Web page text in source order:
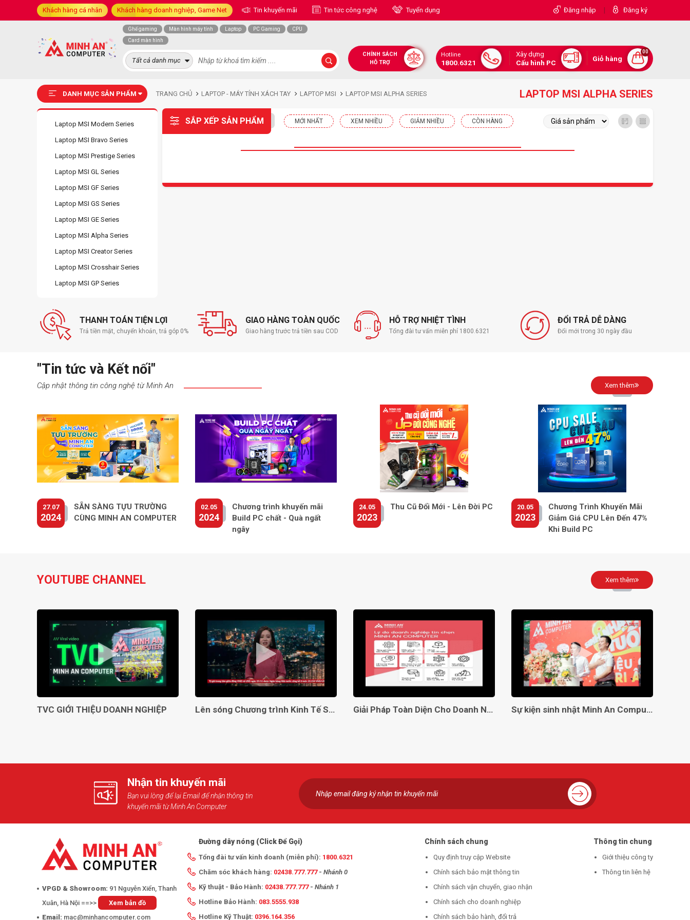
Khách hàng cá nhân Khách hàng doanh nghiệp, Game Net Tin khuyến mãi Tin tức công nghệ Tuyển dụng Đăng nhập | Đăng ký
Ghế gaming Màn hình máy tính Laptop PC Gaming
CPU
Card màn hình
Tất cả danh mục
CHÍNH SÁCH
HỖ TRỢ
Hotline
1800.6321
Xây dựng
Cấu hình PC
Giỏ hàng
00
DANH MỤC SẢN PHẨM TRANG CHỦ LAPTOP - MÁY TÍNH XÁCH TAY LAPTOP MSI LAPTOP MSI ALPHA SERIES LAPTOP MSI ALPHA SERIES
Laptop MSI Modern Series
Laptop MSI Bravo Series
Laptop MSI Prestige Series
Laptop MSI GL Series
Laptop MSI GF Series
Laptop MSI GS Series
Laptop MSI GE Series
Laptop MSI Alpha Series
Laptop MSI Creator Series
Laptop MSI Crosshair Series
Laptop MSI GP Series
SẮP XẾP SẢN PHẨM MỚI NHẤT XEM NHIỀU GIẢM NHIỀU CÒN HÀNG
THANH TOÁN TIỆN LỢI
Trả tiền mặt, chuyển khoản, trả góp 0%
GIAO HÀNG TOÀN QUỐC
Giao hàng trước trả tiền sau COD
HỖ TRỢ NHIỆT TÌNH
Tổng đài tư vấn miễn phí 1800.6321
ĐỔI TRẢ DỄ DÀNG
Đổi mới trong 30 ngày đầu
"Tin tức và Kết nối"
Cập nhật thông tin công nghệ từ Minh An Xem thêm
27.07
2024
SẴN SÀNG TỰU TRƯỜNG
CÙNG MINH AN COMPUTER
02.05
2024
Chương trình khuyến mãi
Build PC chất - Quà ngất
ngây
24.05
2023
Thu Cũ Đổi Mới - Lên Đời PC 20.05
2023
Chương Trình Khuyến Mãi
Giảm Giá CPU Lên Đến 47%
Khi Build PC
YOUTUBE CHANNEL Xem thêm
TVC GIỚI THIỆU DOANH NGHIỆP Lên sóng Chương trình Kinh Tế Số VTC2 Giải Pháp Toàn Diện Cho Doanh Nghiệp Với Minh An Computer! Sự kiện sinh nhật Minh An Computer 8 tuổi
Nhận tin khuyến mãi
Bạn vui lòng để lại Email để nhận thông tin
khuyến mãi từ Minh An Computer
VPGD & Showroom: 91 Nguyễn Xiển, Thanh
Xuân, Hà Nội ==>>
Xem bản đồ
Email: mac@minhancomputer.com
Đường dây nóng (Click Để Gọi)
Tổng đài tư vấn kinh doanh (miễn phí): 1800.6321
Chăm sóc khách hàng: 02438.777.777- Nhánh 0
Kỹ thuật - Bảo Hành: 02438.777.777- Nhánh 1
Hotline Bảo Hành: 083.5555.938
Hotline Kỹ Thuật: 0396.164.356
Chính sách chung
Quy định truy cập Website
Chính sách bảo mật thông tin
Chính sách vận chuyển, giao nhận
Chính sách cho doanh nghiệp
Chính sách bảo hành, đổi trả
Thông tin chung
Giới thiệu công ty
Thông tin liên hệ